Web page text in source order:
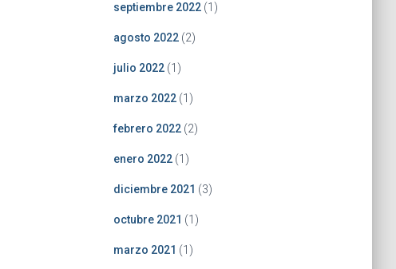
septiembre 2022(1)
agosto 2022(2)
julio 2022(1)
marzo 2022(1)
febrero 2022(2)
enero 2022(1)
diciembre 2021 (3)
octubre 2021 (1)
marzo 2021 (1)